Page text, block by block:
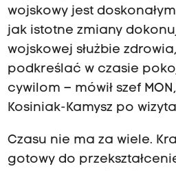
wojskowy jest
jak istotne zmiany
wojskowej służbie
podkreślać w czasie
cywilom – mówił szef MON,
Kosiniak-Kamysz po
Czasu nie ma za wiele.
gotowy do